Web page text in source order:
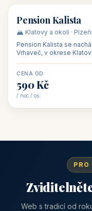
🏡 penzion
Pension Kalista
🏔️ Klatovy a okolí ·
Pension Kalista se
Vrhaveč, v okrese
CENA OD
590 Kč
/ noc / os.
PRO
Web s tradicí od